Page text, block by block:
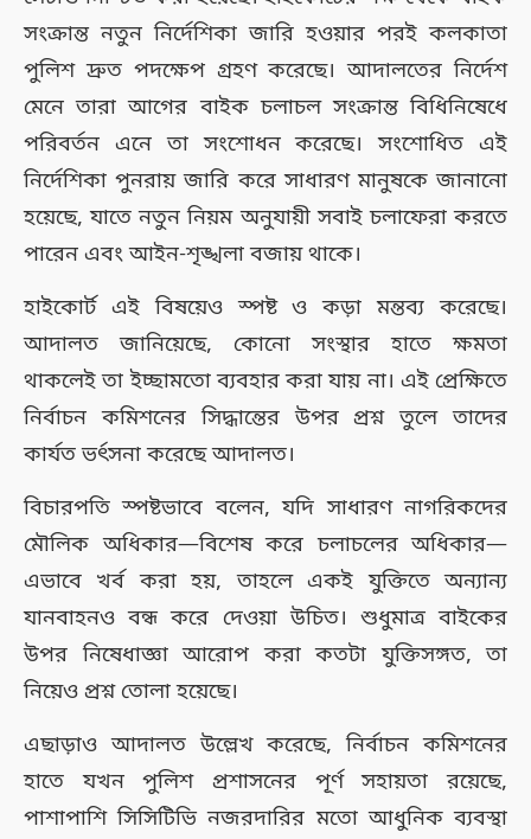
সংক্রান্ত নতুন নির্দেশিকা জারি হওয়ার পরই কলকাতা
পুলিশ দ্রুত পদক্ষেপ গ্রহণ করেছে। আদালতের নির্দেশ
মেনে তারা আগের বাইক চলাচল সংক্রান্ত বিধিনিষেধে
পরিবর্তন এনে তা সংশোধন করেছে। সংশোধিত এই
নির্দেশিকা পুনরায় জারি করে সাধারণ মানুষকে জানানো
হয়েছে, যাতে নতুন নিয়ম অনুযায়ী সবাই চলাফেরা করতে
পারেন এবং আইন-শৃঙ্খলা বজায় থাকে।
হাইকোর্ট এই বিষয়েও স্পষ্ট ও কড়া মন্তব্য করেছে।
আদালত জানিয়েছে, কোনো সংস্থার হাতে ক্ষমতা
থাকলেই তা ইচ্ছামতো ব্যবহার করা যায় না। এই প্রেক্ষিতে
নির্বাচন কমিশনের সিদ্ধান্তের উপর প্রশ্ন তুলে তাদের
কার্যত ভর্ৎসনা করেছে আদালত।
বিচারপতি স্পষ্টভাবে বলেন, যদি সাধারণ নাগরিকদের
মৌলিক অধিকার—বিশেষ করে চলাচলের অধিকার—
এভাবে খর্ব করা হয়, তাহলে একই যুক্তিতে অন্যান্য
যানবাহনও বন্ধ করে দেওয়া উচিত। শুধুমাত্র বাইকের
উপর নিষেধাজ্ঞা আরোপ করা কতটা যুক্তিসঙ্গত, তা
নিয়েও প্রশ্ন তোলা হয়েছে।
এছাড়াও আদালত উল্লেখ করেছে, নির্বাচন কমিশনের
হাতে যখন পুলিশ প্রশাসনের পূর্ণ সহায়তা রয়েছে,
পাশাপাশি সিসিটিভি নজরদারির মতো আধুনিক ব্যবস্থা